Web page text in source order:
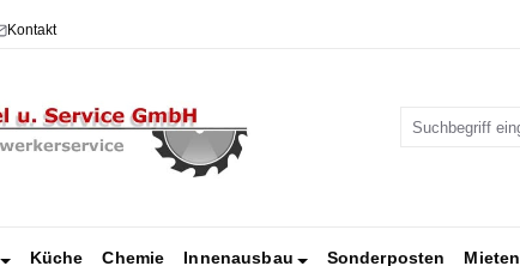
Kontakt
Küche Chemie Innenausbau Sonderposten Mieten